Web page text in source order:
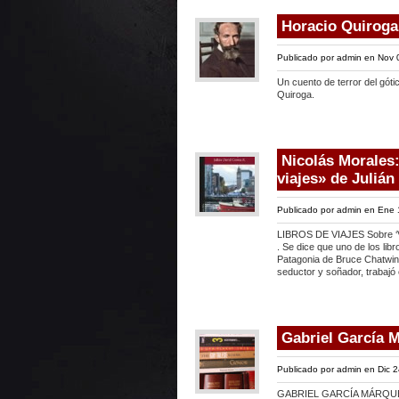
Horacio
Publicado poradmin en Nov
Un cuento de terror del
Quiroga.
Nicolás
viajes» de Julián
Publicado poradmin en Ene
LIBROS DE VIAJES Sobre
. Se dice que uno de los
Patagonia de Bruce
seductor y soñador,
Gabriel García
Publicado poradmin en Dic
GABRIEL GARCÍA